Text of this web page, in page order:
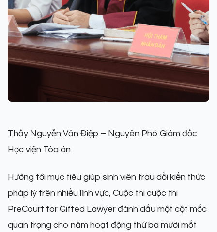
Thầy Nguyễn Văn Điệp – Nguyên Phó Giám đốc
Học viện Tòa án
Hướng tới mục tiêu giúp sinh viên trau dồi kiến thức
pháp lý trên nhiều lĩnh vực, Cuộc thi cuộc thi
PreCourt for Gifted Lawyer đánh dấu một cột mốc
quan trọng cho năm hoạt động thứ ba mươi mốt